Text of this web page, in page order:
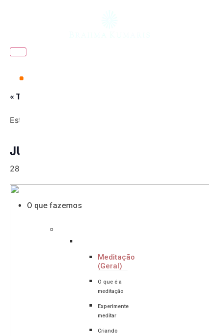
O que fazemos
Meditação
(Geral)
O que é a
meditação
Experimente
meditar
Criando
« Todos Eventos
Este evento já passou.
JUN 28
28 junho